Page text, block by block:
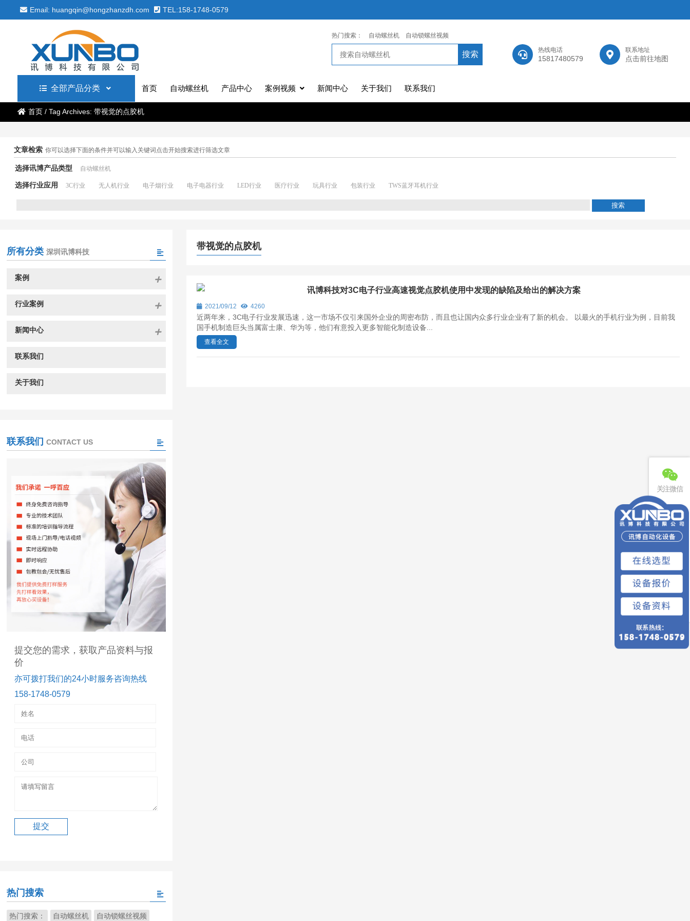
Email: huangqin@hongzhanzdh.com TEL:158-1748-0579
热线电话
15817480579
联系地址
点击前往地图
热门搜索： 自动螺丝机 自动锁螺丝视频
全部产品分类 首页 自动螺丝机 产品中心 案例视频 新闻中心 关于我们 联系我们
首页/ Tag Archives: 带视觉的点胶机
文章检索 你可以选择下面的条件并可以输入关键词点击开始搜索进行筛选文章
选择讯博产品类型 自动螺丝机
选择行业应用 3C行业 无人机行业 电子烟行业 电子电器行业 LED行业 医疗行业 玩具行业 包装行业 TWS蓝牙耳机行业
带视觉的点胶机
讯博科技对3C电子行业高速视觉点胶机使用中发现的缺陷及给出的解决方案
2021/09/12 4260
近两年来，3C电子行业发展迅速，这一市场不仅引来国外企业的周密布防，而且也让国内众多行业企业有了新的机会。 以最火的手机行业为例，目前我
国手机制造巨头当属富士康、华为等，他们有意投入更多智能化制造设备...
查看全文
所有分类 深圳讯博科技
案例
行业案例
新闻中心
联系我们
关于我们
联系我们 CONTACT US
提交您的需求，获取产品资料与报
价
亦可拨打我们的24小时服务咨询热线
158-1748-0579
热门搜索
热门搜索： 自动螺丝机 自动锁螺丝视频
关注微信
联系电话
免费预约
回到顶部